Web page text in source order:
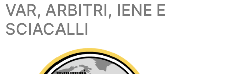
VAR, ARBITRI, IENE E
SCIACALLI